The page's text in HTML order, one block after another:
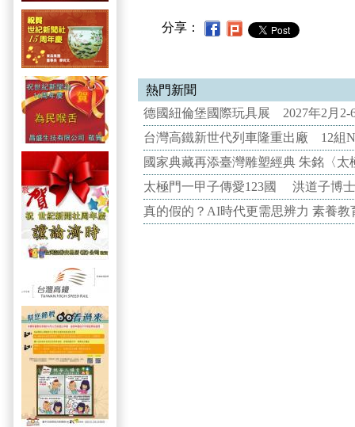
分享：
熱門新聞
德國紐倫堡國際玩具展 2027年2月2-
台灣高鐵新世代列車隆重出廠 12組
國家典藏再添臺灣雕塑經典 朱銘〈
太極門一甲子傳愛123國 洪道子博
真的假的？AI時代更需思辨力 素養